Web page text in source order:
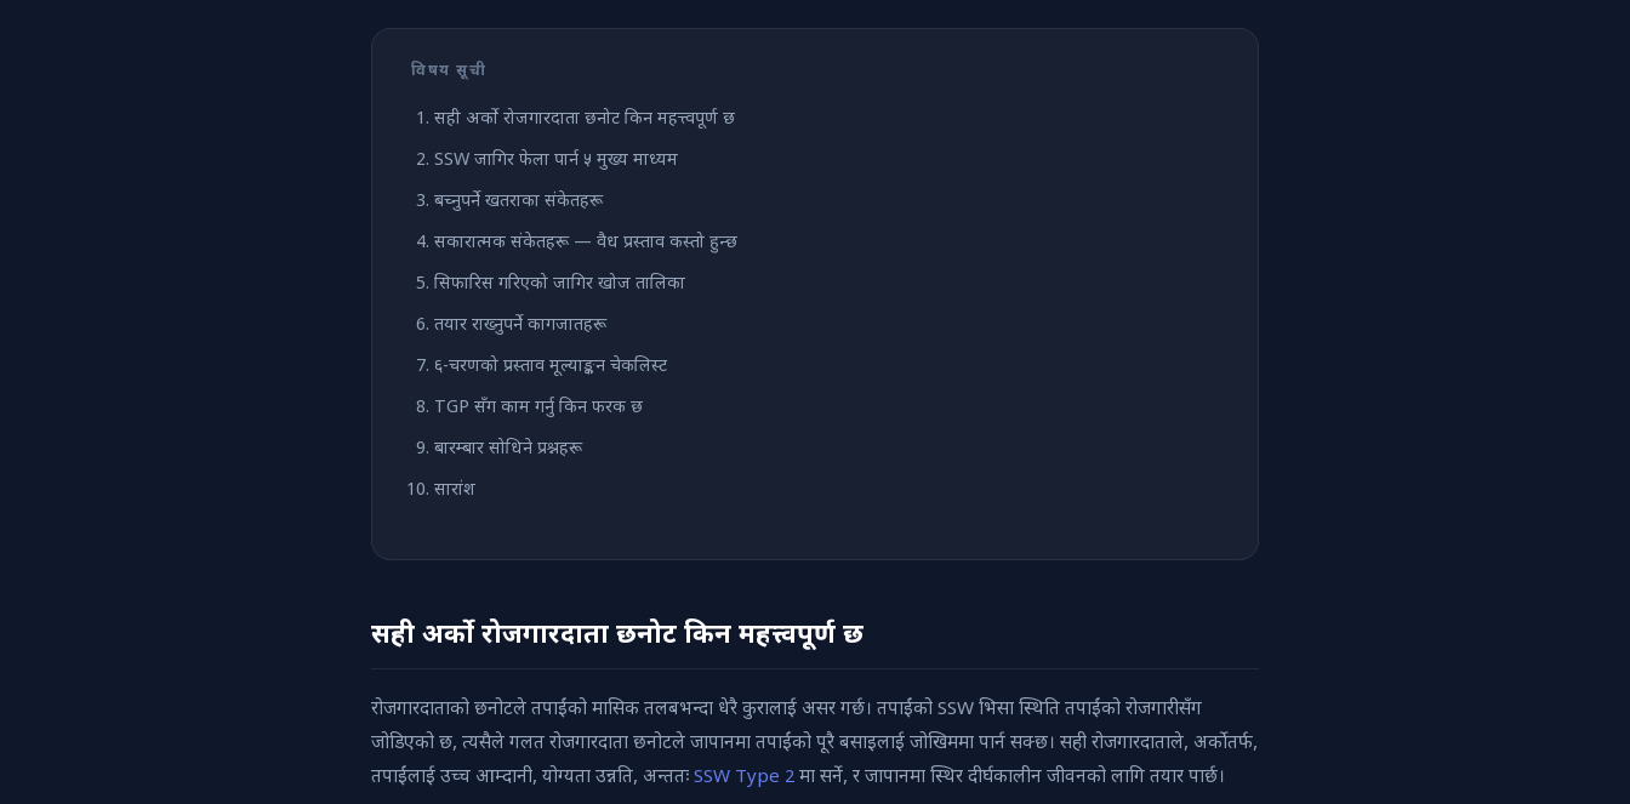
विषय सूची
सही अर्को रोजगारदाता छनोट किन महत्त्वपूर्ण छ
SSW जागिर फेला पार्न ५ मुख्य माध्यम
बच्नुपर्ने खतराका संकेतहरू
सकारात्मक संकेतहरू — वैध प्रस्ताव कस्तो हुन्छ
सिफारिस गरिएको जागिर खोज तालिका
तयार राख्नुपर्ने कागजातहरू
६-चरणको प्रस्ताव मूल्याङ्कन चेकलिस्ट
TGP सँग काम गर्नु किन फरक छ
बारम्बार सोधिने प्रश्नहरू
सारांश
सही अर्को रोजगारदाता छनोट किन महत्त्वपूर्ण छ
रोजगारदाताको छनोटले तपाईंको मासिक तलबभन्दा धेरै कुरालाई असर गर्छ। तपाईंको SSW भिसा स्थिति तपाईंको रोजगारीसँग
जोडिएको छ, त्यसैले गलत रोजगारदाता छनोटले जापानमा तपाईंको पूरै बसाइलाई जोखिममा पार्न सक्छ। सही रोजगारदाताले, अर्कोतर्फ,
तपाईंलाई उच्च आम्दानी, योग्यता उन्नति, अन्ततः SSW Type 2 मा सर्ने, र जापानमा स्थिर दीर्घकालीन जीवनको लागि तयार पार्छ।